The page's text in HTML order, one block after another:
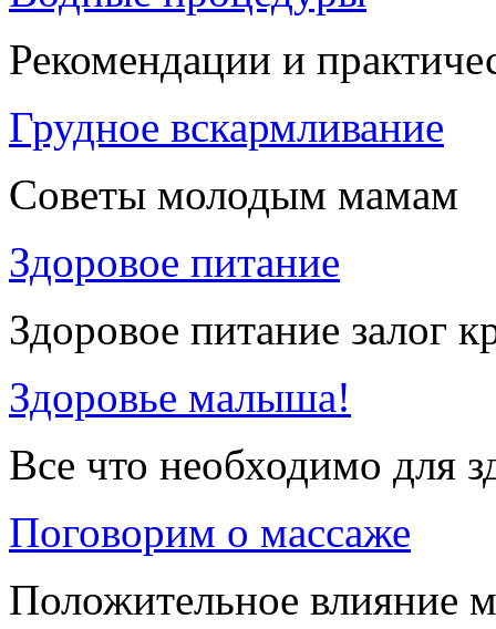
Рекомендации и
Грудное вскармливание
Советы молодым мамам
Здоровое питание
Здоровое питание залог
Здоровье малыша!
Все что необходимо для
Поговорим о массаже
Положительное влияние